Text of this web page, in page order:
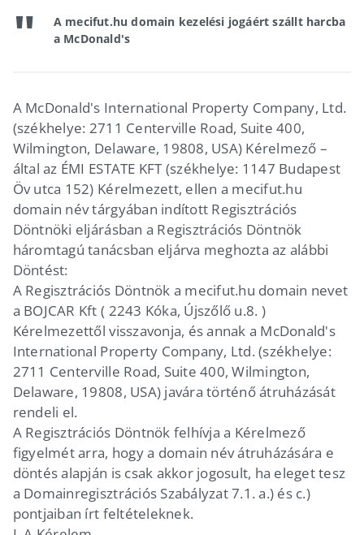
A mecifut.hu domain kezelési jogáért szállt harcba
a McDonald's
A McDonald's International Property Company, Ltd.
(székhelye: 2711 Centerville Road, Suite 400,
Wilmington, Delaware, 19808, USA) Kérelmező –
által az ÉMI ESTATE KFT (székhelye: 1147 Budapest
Öv utca 152) Kérelmezett, ellen a mecifut.hu
domain név tárgyában indított Regisztrációs
Döntnöki eljárásban a Regisztrációs Döntnök
háromtagú tanácsban eljárva meghozta az alábbi
Döntést:
A Regisztrációs Döntnök a mecifut.hu domain nevet
a BOJCAR Kft ( 2243 Kóka, Újszőlő u.8. )
Kérelmezettől visszavonja, és annak a McDonald's
International Property Company, Ltd. (székhelye:
2711 Centerville Road, Suite 400, Wilmington,
Delaware, 19808, USA) javára történő átruházását
rendeli el.
A Regisztrációs Döntnök felhívja a Kérelmező
figyelmét arra, hogy a domain név átruházására e
döntés alapján is csak akkor jogosult, ha eleget tesz
a Domainregisztrációs Szabályzat 7.1. a.) és c.)
pontjaiban írt feltételeknek.